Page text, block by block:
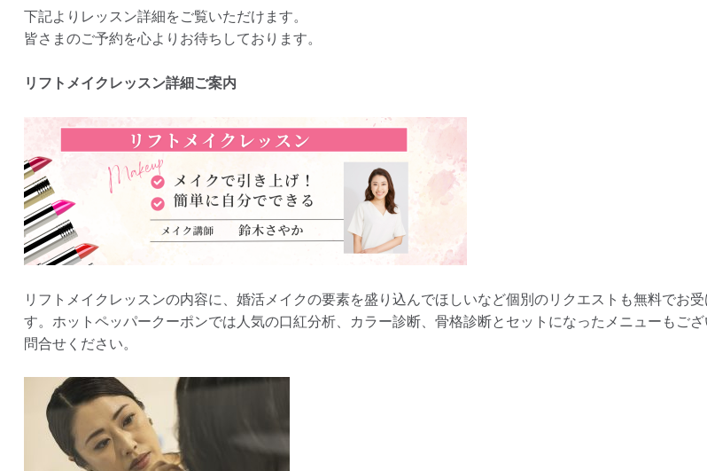
下記よりレッスン詳細をご覧いただけます。
皆さまのご予約を心よりお待ちしております。
リフトメイクレッスン詳細ご案内
リフトメイクレッスンの内容に、婚活メイクの要素を盛り込んでほしいなど個別のリクエストも無料でお
す。ホットペッパークーポンでは人気の口紅分析、カラー診断、骨格診断とセットになったメニューもご
問合せください。